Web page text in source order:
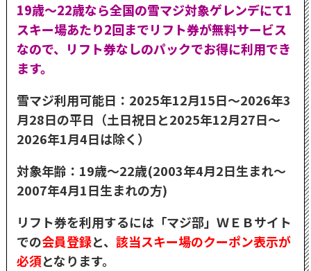
19歳～22歳なら全国の雪マジ対象ゲレンデにて1
スキー場あたり2回までリフト券が無料サービス
なので、リフト券なしのパックでお得に利用でき
ます。
雪マジ利用可能日：2025年12月15日～2026年3
月28日の平日（土日祝日と2025年12月27日～
2026年1月4日は除く）
対象年齢：19歳～22歳(2003年4月2日生まれ～
2007年4月1日生まれの方)
リフト券を利用するには「マジ部」ＷＥＢサイト
での会員登録と、 該当スキー場のクーポン表示が
必須となります。